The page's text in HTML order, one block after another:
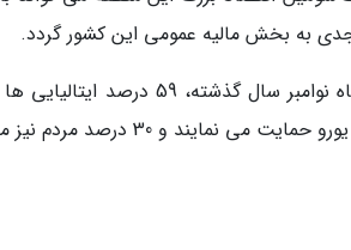
به بخش مالیه عمومی این کشور گردد.
بنابر نظرسنجی کمیسیون اروپا در
و 30 درصد مردم نیز مخالف یورو هستند.